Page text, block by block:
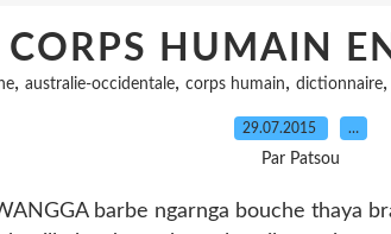
CORPS HUMAIN
, australie-occidentale, corps humain, dictionnaire,
29.07.2015 …
Par Patsou
barbe ngarnga bouche thaya